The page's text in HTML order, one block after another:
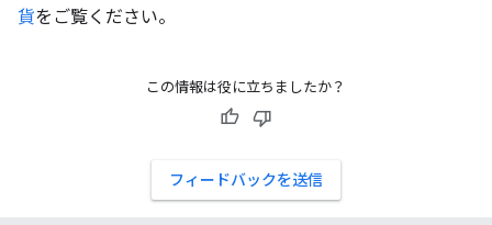
貨をご覧ください。
この情報は役に立ちましたか？
フィードバックを送信